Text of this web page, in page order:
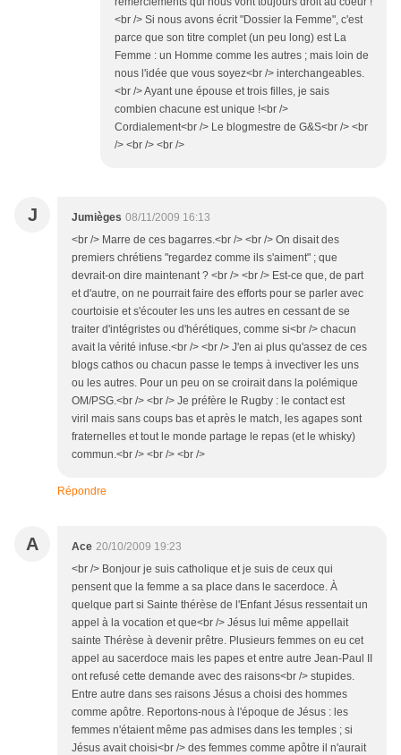
<br /> Si nous avons écrit "Dossier la Femme", c'est
parce que son titre complet (un peu long) est La
Femme : un Homme comme les autres ; mais loin de
nous l'idée que vous soyez<br /> interchangeables.
<br /> Ayant une épouse et trois filles, je sais
combien chacune est unique !<br />
Cordialement<br /> Le blogmestre de G&S<br /> <br
/> <br /> <br />
J Jumièges 08/11/2009 16:13
<br /> Marre de ces bagarres.<br /> <br /> On disait des
premiers chrétiens "regardez comme ils s'aiment" ; que
devrait-on dire maintenant ? <br /> <br /> Est-ce que, de part
et d'autre, on ne pourrait faire des efforts pour se parler avec
courtoisie et s'écouter les uns les autres en cessant de se
traiter d'intégristes ou d'hérétiques, comme si<br /> chacun
avait la vérité infuse.<br /> <br /> J'en ai plus qu'assez de ces
blogs cathos ou chacun passe le temps à invectiver les uns
ou les autres. Pour un peu on se croirait dans la polémique
OM/PSG.<br /> <br /> Je préfère le Rugby : le contact est
viril mais sans coups bas et après le match, les agapes sont
fraternelles et tout le monde partage le repas (et le whisky)
commun.<br /> <br /> <br />
Répondre
A Ace 20/10/2009 19:23
<br /> Bonjour je suis catholique et je suis de ceux qui
pensent que la femme a sa place dans le sacerdoce. À
quelque part si Sainte thérèse de l'Enfant Jésus ressentait un
appel à la vocation et que<br /> Jésus lui même appellait
sainte Thérèse à devenir prêtre. Plusieurs femmes on eu cet
appel au sacerdoce mais les papes et entre autre Jean-Paul II
ont refusé cette demande avec des raisons<br /> stupides.
Entre autre dans ses raisons Jésus a choisi des hommes
comme apôtre. Reportons-nous à l'époque de Jésus : les
femmes n'étaient même pas admises dans les temples ; si
Jésus avait choisi<br /> des femmes comme apôtre il n'aurait